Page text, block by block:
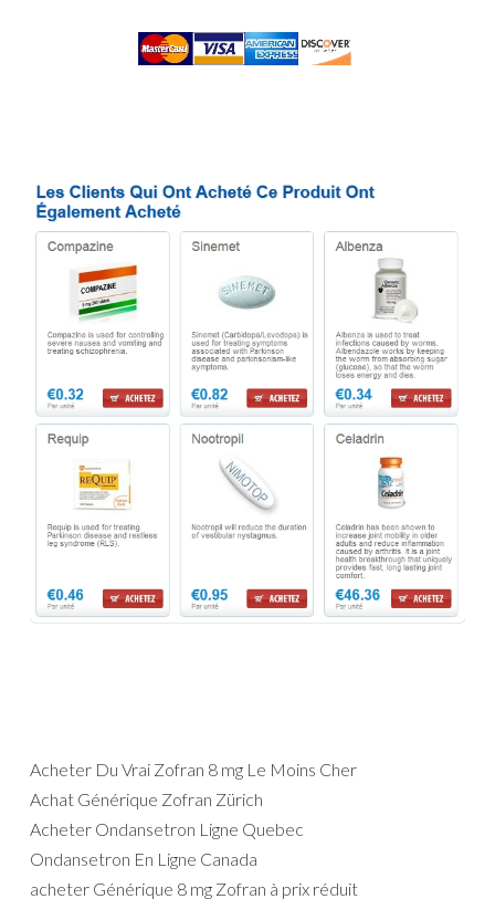
Acheter Du Vrai Zofran 8 mg Le Moins Cher
Achat Générique Zofran Zürich
Acheter Ondansetron Ligne Quebec
Ondansetron En Ligne Canada
acheter Générique 8 mg Zofran à prix réduit